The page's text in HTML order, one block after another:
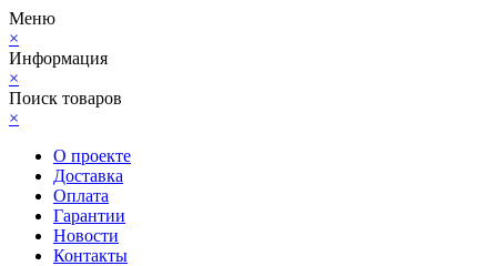
Меню
×
Информация
×
Поиск товаров
×
О проекте
Доставка
Оплата
Гарантии
Новости
Контакты